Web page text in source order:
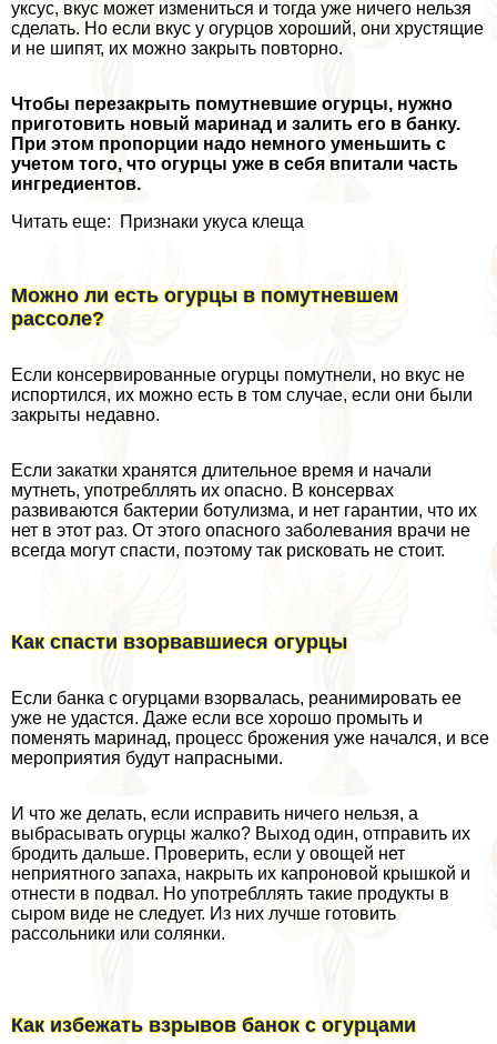
уксус, вкус может измениться и тогда уже ничего нельзя
сделать. Но если вкус у огурцов хороший, они хрустящие
и не шипят, их можно закрыть повторно.
Чтобы перезакрыть помутневшие огурцы, нужно
приготовить новый маринад и залить его в банку.
При этом пропорции надо немного уменьшить с
учетом того, что огурцы уже в себя впитали часть
ингредиентов.
Читать еще: Признаки укуса клеща
Можно ли есть огурцы в помутневшем
рассоле?
Если консервированные огурцы помутнели, но вкус не
испортился, их можно есть в том случае, если они были
закрыты недавно.
Если закатки хранятся длительное время и начали
мутнеть, употрeбллять их опасно. В консервах
развиваются бактерии ботулизма, и нет гарантии, что их
нет в этот раз. От этого опасного заболевания врачи не
всегда могут спасти, поэтому так рисковать не стоит.
Как спасти взорвавшиеся огурцы
Если банка с огурцами взорвалась, реанимировать ее
уже не удастся. Даже если все хорошо промыть и
поменять маринад, процесс брожения уже начался, и все
мероприятия будут напрасными.
И что же делать, если исправить ничего нельзя, а
выбрасывать огурцы жалко? Выход один, отправить их
бродить дальше. Проверить, если у овощей нет
неприятного запаха, накрыть их капроновой крышкой и
отнести в подвал. Но употрeбллять такие продукты в
сыром виде не следует. Из них лучше готовить
рассольники или солянки.
Как избежать взрывов банок с огурцами